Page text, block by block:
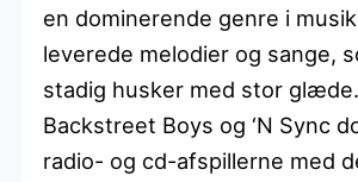
en dominerende genre i
leverede melodier og sange,
stadig husker med stor
Backstreet Boys og ‘N Sync
radio- og cd-afspillerne med